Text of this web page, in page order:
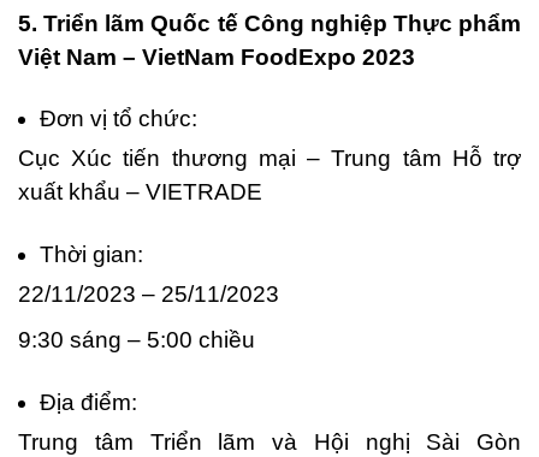
5. Triển lãm Quốc tế Công nghiệp Thực phẩm
Việt Nam – VietNam FoodExpo 2023
Đơn vị tổ chức:
Cục Xúc tiến thương mại – Trung tâm Hỗ trợ
xuất khẩu – VIETRADE
Thời gian:
22/11/2023 – 25/11/2023
9:30 sáng – 5:00 chiều
Địa điểm:
Trung tâm Triển lãm và Hội nghị Sài Gòn